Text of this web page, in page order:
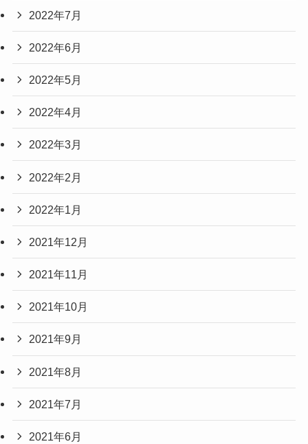
2022年7月
2022年6月
2022年5月
2022年4月
2022年3月
2022年2月
2022年1月
2021年12月
2021年11月
2021年10月
2021年9月
2021年8月
2021年7月
2021年6月